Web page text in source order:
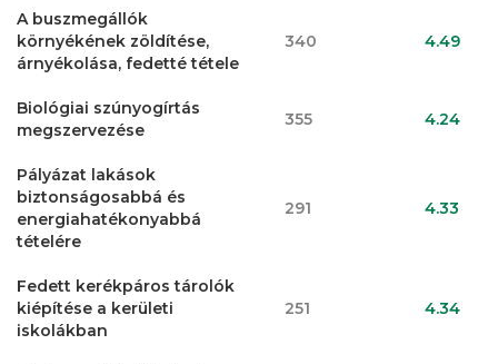
A buszmegállók
környékének zöldítése,
árnyékolása, fedetté tétele
340 4.49
Biológiai szúnyogírtás
megszervezése
355 4.24
Pályázat lakások
biztonságosabbá és
energiahatékonyabbá
tételére
291 4.33
Fedett kerékpáros tárolók
kiépítése a kerületi
iskolákban
251 4.34